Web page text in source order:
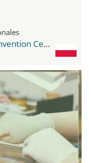
International Exhibition and Convention Center Expo Krakow